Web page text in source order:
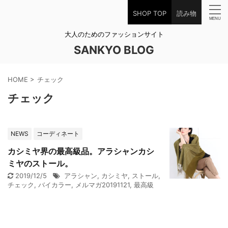
SHOP TOP 読み物
大人のためのファッションサイト
SANKYO BLOG
HOME > チェック
チェック
NEWS コーディネート
カシミヤ界の最高級品。アラシャンカシ
ミヤのストール。
2019/12/5 アラシャン, カシミヤ, ストール,
チェック, バイカラー, メルマガ20191121, 最高級